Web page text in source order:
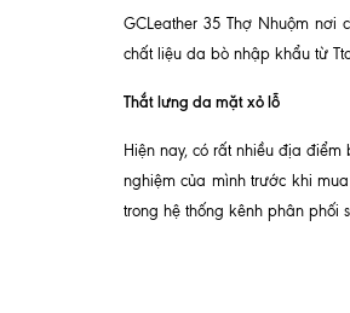
GCLeather 35 Thợ Nhuộm nơi
chất liệu da bò nhập khẩu từ
Thắt lưng da mặt xỏ lỗ
Hiện nay, có rất nhiều địa
nghiệm của mình trước khi
trong hệ thống kênh phân phối